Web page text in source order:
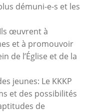
démuni-e-s et les
œuvrent à
et à promouvoir
de l’Église et de la
jeunes: Le KKKP
et des possibilités
de